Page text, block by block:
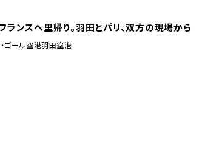
ンスへ里帰り。羽田とパリ、双方の現場から
ゴール空港羽田空港